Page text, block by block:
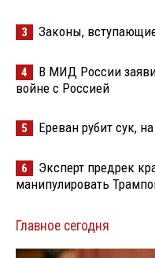
3 Законы,
4
В МИД России
войне с Россией
5 Ереван рубит сук,
6
Эксперт предрек
манипулировать
Главное сегодня